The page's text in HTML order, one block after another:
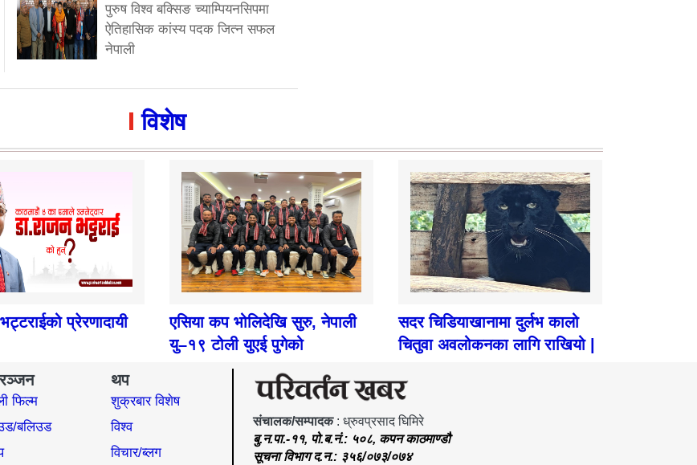
पुरुष विश्व बक्सिङ च्याम्पियनसिपमा
ऐतिहासिक कांस्य पदक जित्न सफल
नेपाली
विशेष
प्रेरणादायी
एसिया कप भोलिदेखि सुरु, नेपाली
यु–१९ टोली युएई पुगेको
सदर चिडियाखानामा दुर्लभ कालो
चितुवा अवलोकनका लागि राखियो |
फिल्म
बलिउड
थप
शुक्रबार विशेष
विश्व
विचार/ब्लग
संचालक/सम्पादक: ध्रुवप्रसाद घिमिरे
बु.न.पा.-११, पो.ब.नं.: ५०८, कपन काठमाण्डौ
सूचना विभाग द.न.: ३५६/०७३/०७४